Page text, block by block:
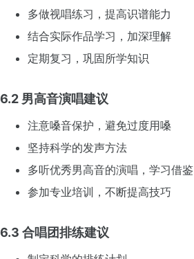
多做视唱练习，提高识谱能力
结合实际作品学习，加深理解
定期复习，巩固所学知识
6.2 男高音演唱建议
注意嗓音保护，避免过度用嗓
坚持科学的发声方法
多听优秀男高音的演唱，学习借鉴
参加专业培训，不断提高技巧
6.3 合唱团排练建议